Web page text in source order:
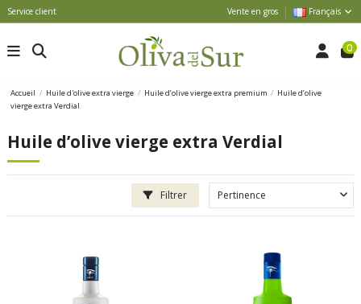
Service client Vente en gros Français
0
Accueil Huile d'olive extra vierge Huile d’olive vierge extra premium
Huile d’olive
vierge extra Verdial
Huile d’olive vierge extra Verdial
Filtrer